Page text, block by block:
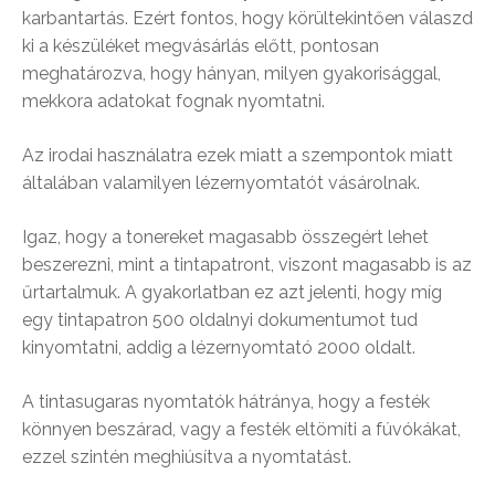
karbantartás. Ezért fontos, hogy körültekintően válaszd
ki a készüléket megvásárlás előtt, pontosan
meghatározva, hogy hányan, milyen gyakorisággal,
mekkora adatokat fognak nyomtatni.
Az irodai használatra ezek miatt a szempontok miatt
általában valamilyen lézernyomtatót vásárolnak.
Igaz, hogy a tonereket magasabb összegért lehet
beszerezni, mint a tintapatront, viszont magasabb is az
űrtartalmuk. A gyakorlatban ez azt jelenti, hogy míg
egy tintapatron 500 oldalnyi dokumentumot tud
kinyomtatni, addig a lézernyomtató 2000 oldalt.
A tintasugaras nyomtatók hátránya, hogy a festék
könnyen beszárad, vagy a festék eltömíti a fúvókákat,
ezzel szintén meghiúsítva a nyomtatást.